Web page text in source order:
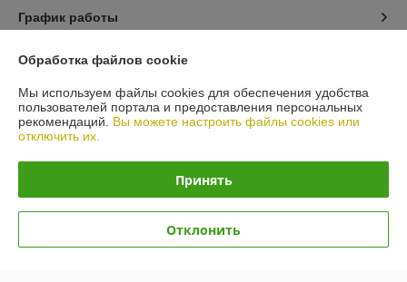
График работы
Полная версия сайта
Политика обработки cookies
Сайт создан на платформе Deal.by
Обработка файлов cookie
Мы используем файлы cookies для обеспечения удобства
пользователей портала и предоставления персональных
рекомендаций. Вы можете настроить файлы cookies или
отключить их.
Принять
Отклонить